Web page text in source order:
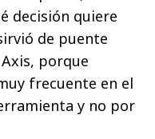
decisión quiere
de puente
porque
frecuente en el
y no por